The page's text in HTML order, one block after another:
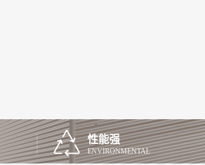
性能强
ENVIRONMENTAL